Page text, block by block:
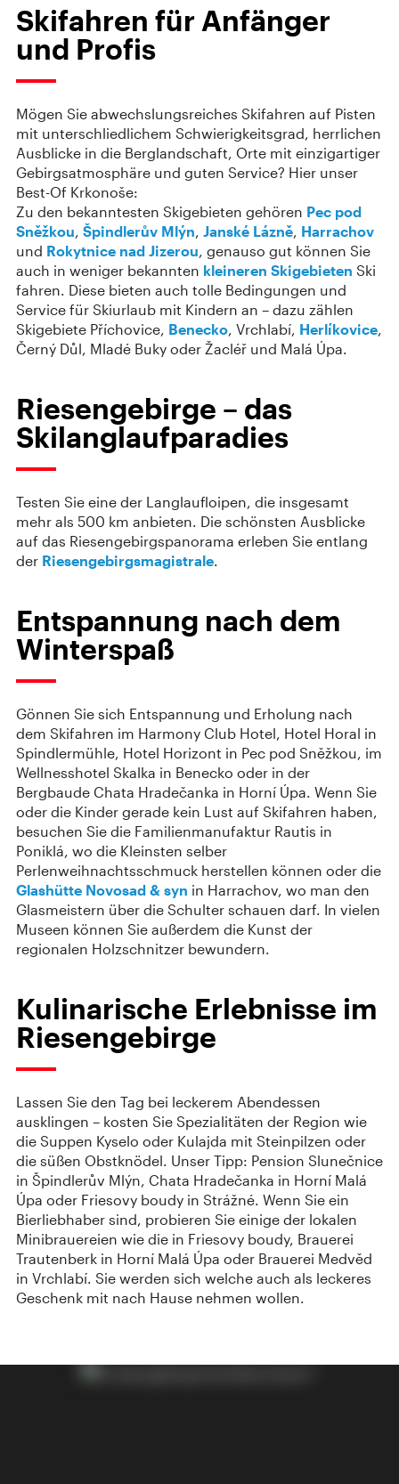
Skifahren für Anfänger
und Profis
Mögen Sie abwechslungsreiches Skifahren auf Pisten
mit unterschliedlichem Schwierigkeitsgrad, herrlichen
Ausblicke in die Berglandschaft, Orte mit einzigartiger
Gebirgsatmosphäre und guten Service? Hier unser
Best-Of Krkonoše:
Zu den bekanntesten Skigebieten gehören Pec pod
Sněžkou, Špindlerův Mlýn, Janské Lázně, Harrachov
und Rokytnice nad Jizerou, genauso gut können Sie
auch in weniger bekannten kleineren Skigebieten Ski
fahren. Diese bieten auch tolle Bedingungen und
Service für Skiurlaub mit Kindern an – dazu zählen
Skigebiete Příchovice, Benecko, Vrchlabí, Herlíkovice,
Černý Důl, Mladé Buky oder Žacléř und Malá Úpa.
Riesengebirge – das
Skilanglaufparadies
Testen Sie eine der Langlaufloipen, die insgesamt
mehr als 500 km anbieten. Die schönsten Ausblicke
auf das Riesengebirgspanorama erleben Sie entlang
der Riesengebirgsmagistrale.
Entspannung nach dem
Winterspaß
Gönnen Sie sich Entspannung und Erholung nach
dem Skifahren im Harmony Club Hotel, Hotel Horal in
Spindlermühle, Hotel Horizont in Pec pod Sněžkou, im
Wellnesshotel Skalka in Benecko oder in der
Bergbaude Chata Hradečanka in Horní Úpa. Wenn Sie
oder die Kinder gerade kein Lust auf Skifahren haben,
besuchen Sie die Familienmanufaktur Rautis in
Poniklá, wo die Kleinsten selber
Perlenweihnachtsschmuck herstellen können oder die
Glashütte Novosad & syn in Harrachov, wo man den
Glasmeistern über die Schulter schauen darf. In vielen
Museen können Sie außerdem die Kunst der
regionalen Holzschnitzer bewundern.
Kulinarische Erlebnisse im
Riesengebirge
Lassen Sie den Tag bei leckerem Abendessen
ausklingen – kosten Sie Spezialitäten der Region wie
die Suppen Kyselo oder Kulajda mit Steinpilzen oder
die süßen Obstknödel. Unser Tipp: Pension Slunečnice
in Špindlerův Mlýn, Chata Hradečanka in Horní Malá
Úpa oder Friesovy boudy in Strážné. Wenn Sie ein
Bierliebhaber sind, probieren Sie einige der lokalen
Minibrauereien wie die in Friesovy boudy, Brauerei
Trautenberk in Horní Malá Úpa oder Brauerei Medvěd
in Vrchlabí. Sie werden sich welche auch als leckeres
Geschenk mit nach Hause nehmen wollen.